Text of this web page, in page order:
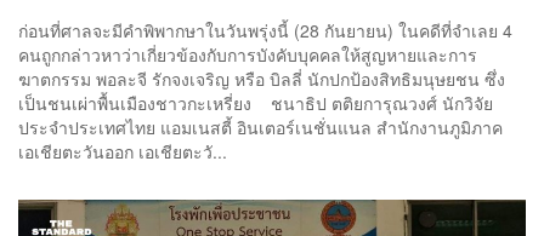
ก่อนที่ศาลจะมีคำพิพากษาในวันพรุ่งนี้ (28 กันยายน) ในคดีที่จำเลย 4
คนถูกกล่าวหาว่าเกี่ยวข้องกับการบังคับบุคคลให้สูญหายและการ
ฆาตกรรม พอละจี รักจงเจริญ หรือ บิลลี่ นักปกป้องสิทธิมนุษยชน ซึ่ง
เป็นชนเผ่าพื้นเมืองชาวกะเหรี่ยง ชนาธิป ตติยการุณวงศ์ นักวิจัย
ประจำประเทศไทย แอมเนสตี้ อินเตอร์เนชั่นแนล สำนักงานภูมิภาค
เอเชียตะวันออก เอเชียตะวั...